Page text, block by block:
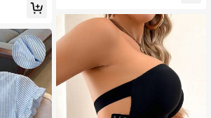
เกือบหมดแล้ว!